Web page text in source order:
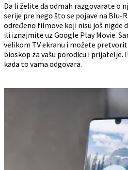
Da li želite da odmah razgovarate o
serije pre nego što se pojave na Blu-
određeno filmove koji nisu još nigde
ili iznajmite uz Google Play Movie.
velikom TV ekranu i možete
bioskop za vašu porodicu i
kada to vama odgovara.